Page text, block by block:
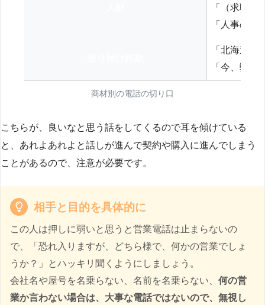
「（求職
「人事の方
「北海道
「今、弊
商材別の電話の切り口
こちらが、良いなと思う話をしてくるので耳を傾けている
と、あれよあれよと話しが進んで契約や購入に進んでしまう
ことがあるので、注意が必要です。
相手と目的を具体的に
この人は押しに弱いと思うと営業電話は止まらないの
で、「恐れ入りますが、どちら様で、何かの営業でしょ
うか？」とハッキリ聞くようにしましょう。
会社名や屋号を名乗らない、名前を名乗らない、 何の営
業か言わない場合は、大事な電話ではないので、無視し